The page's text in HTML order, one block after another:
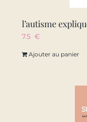
l’autisme
7.5 €
Ajouter au panier